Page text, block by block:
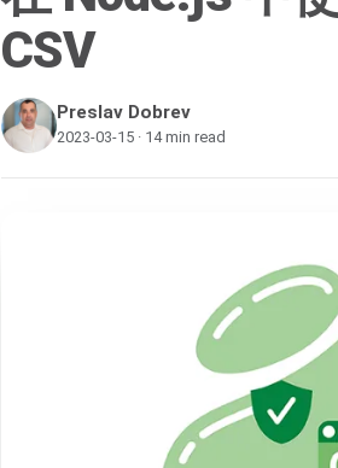
CSV
Preslav Dobrev
2023-03-15 · 14 min read